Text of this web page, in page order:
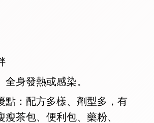
全身發熱或感染。
點：配方多樣、劑型多，有
瘦茶包、便利包、藥粉、